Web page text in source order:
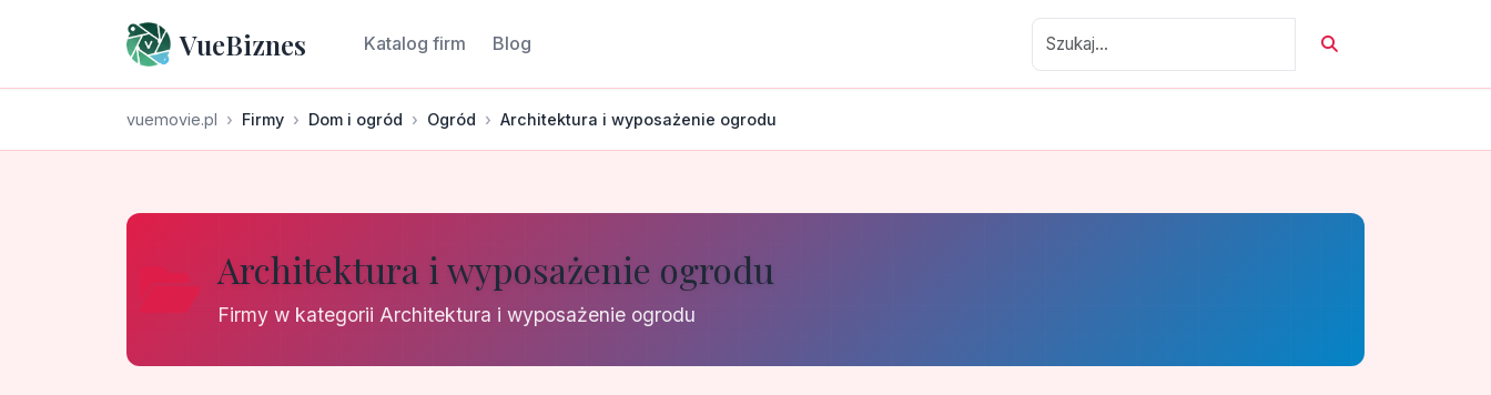
VueBiznes Katalog firm Blog
vuemovie.pl Firmy Dom i ogród Ogród Architektura i wyposażenie ogrodu
Architektura i wyposażenie ogrodu
Firmy w kategorii Architektura i wyposażenie ogrodu